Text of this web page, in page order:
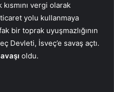
vergi olarak
yolu kullanmaya
bir toprak uyuşmazlığının
Devleti, İsveç’e savaş açtı.
oldu.